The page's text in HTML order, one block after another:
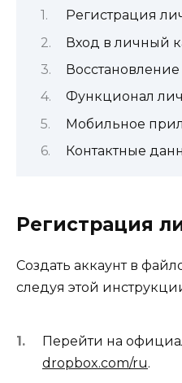
Регистрация
Вход в личный
Функционал
Мобильное
Контактные
Регистрация
Создать аккаунт в
следуя этой
Перейти на
dropbox.com/ru.